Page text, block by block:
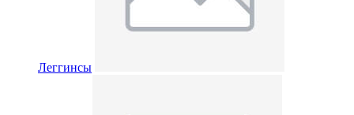
Леггинсы